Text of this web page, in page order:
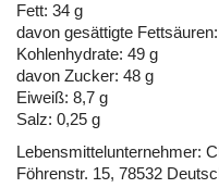
Fett: 34 g
davon gesättigte
Kohlenhydrate: 49 g
davon Zucker: 48 g
Eiweiß: 8,7 g
Salz: 0,25 g
Lebensmittelunternehmer:
Föhrenstr. 15, 78532